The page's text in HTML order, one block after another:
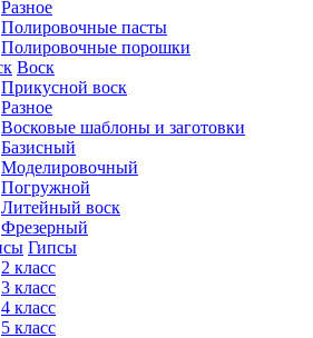
Разное
Полировочные пасты
Полировочные порошки
Воск
Прикусной воск
Разное
Восковые шаблоны и заготовки
Базисный
Моделировочный
Погружной
Литейный воск
Фрезерный
Гипсы
2 класс
3 класс
4 класс
5 класс